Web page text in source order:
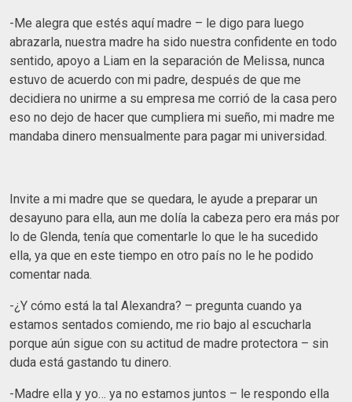
-Me alegra que estés aquí madre – le digo para luego
abrazarla, nuestra madre ha sido nuestra confidente en todo
sentido, apoyo a Liam en la separación de Melissa, nunca
estuvo de acuerdo con mi padre, después de que me
decidiera no unirme a su empresa me corrió de la casa pero
eso no dejo de hacer que cumpliera mi sueño, mi madre me
mandaba dinero mensualmente para pagar mi universidad.
Invite a mi madre que se quedara, le ayude a preparar un
desayuno para ella, aun me dolía la cabeza pero era más por
lo de Glenda, tenía que comentarle lo que le ha sucedido
ella, ya que en este tiempo en otro país no le he podido
comentar nada.
-¿Y cómo está la tal Alexandra? – pregunta cuando ya
estamos sentados comiendo, me rio bajo al escucharla
porque aún sigue con su actitud de madre protectora – sin
duda está gastando tu dinero.
-Madre ella y yo… ya no estamos juntos – le respondo ella